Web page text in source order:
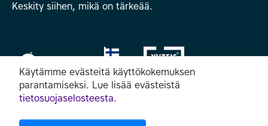
Keskity siihen, mikä on tärkeää.
Seuraa meitä somessa
Käytämme evästeitä käyttökokemuksen
parantamiseksi. Lue lisää evästeistä
tietosuojaselosteesta.